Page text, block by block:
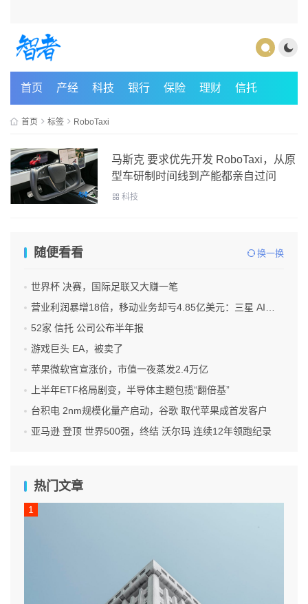
首页 产经 科技 银行 保险 理财 信托
首页 标签 RoboTaxi
马斯克 要求优先开发 RoboTaxi，从原
型车研制时间线到产能都亲自过问
科技
随便看看 换一换
世界杯 决赛，国际足联又大赚一笔
营业利润暴增18倍，移动业务却亏4.85亿美元：三星 AI红利的另一面
52家 信托 公司公布半年报
游戏巨头 EA，被卖了
苹果微软官宣涨价，市值一夜蒸发2.4万亿
上半年ETF格局剧变，半导体主题包揽“翻倍基”
台积电 2nm规模化量产启动，谷歌 取代苹果成首发客户
亚马逊 登顶 世界500强，终结 沃尔玛 连续12年领跑纪录
热门文章